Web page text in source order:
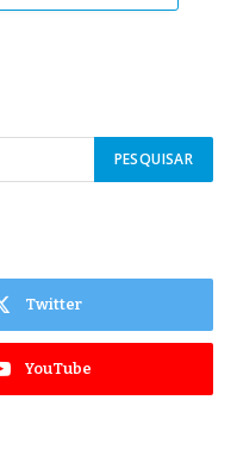
Twitter
YouTube